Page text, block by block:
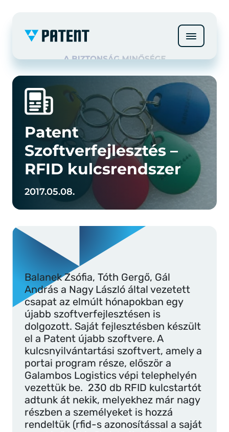
Patent
Szoftverfejlesztés –
RFID kulcsrendszer
2017.05.08.
Balanek Zsófia, Tóth Gergő, Gál
András a Nagy László által vezetett
csapat az elmúlt hónapokban egy
újabb szoftverfejlesztésen is
dolgozott. Saját fejlesztésben készült
el a Patent újabb szoftvere. A
kulcsnyilvántartási szoftvert, amely a
portai program része, először a
Galambos Logistics vépi telephelyén
vezettük be. 230 db RFID kulcstartót
adtunk át nekik, melyekhez már nagy
részben a személyeket is hozzá
rendeltük (rfid-s azonosítással a saját